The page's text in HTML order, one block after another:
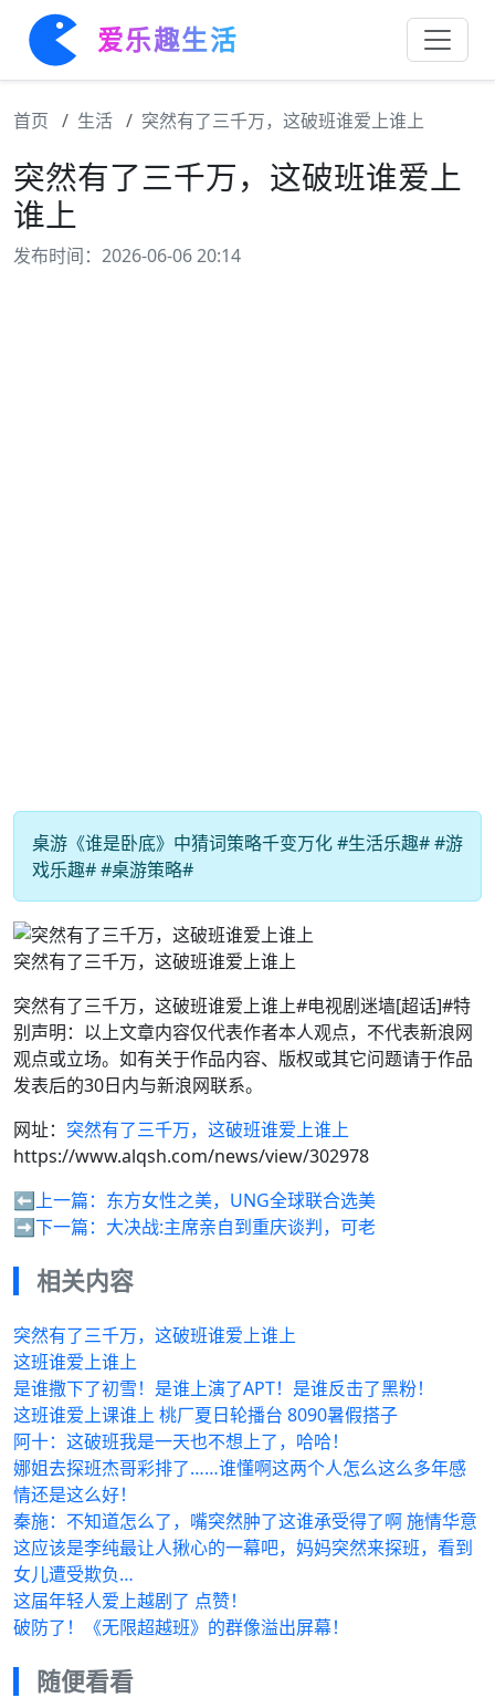
爱乐趣生活
首页 生活 突然有了三千万，这破班谁爱上谁上
突然有了三千万，这破班谁爱上
谁上
发布时间：2026-06-06 20:14
桌游《谁是卧底》中猜词策略千变万化 #生活乐趣# #游
戏乐趣# #桌游策略#
突然有了三千万，这破班谁爱上谁上
突然有了三千万，这破班谁爱上谁上#电视剧迷墙[超话]#特
别声明：以上文章内容仅代表作者本人观点，不代表新浪网
观点或立场。如有关于作品内容、版权或其它问题请于作品
发表后的30日内与新浪网联系。
网址： 突然有了三千万，这破班谁爱上谁上
https://www.alqsh.com/news/view/302978
⬅️上一篇： 东方女性之美，UNG全球联合选美
➡️下一篇： 大决战:主席亲自到重庆谈判，可老
相关内容
突然有了三千万，这破班谁爱上谁上
这班谁爱上谁上
是谁撒下了初雪！是谁上演了APT！是谁反击了黑粉！
这班谁爱上课谁上 桃厂夏日轮播台 8090暑假搭子
阿十：这破班我是一天也不想上了，哈哈！
娜姐去探班杰哥彩排了……谁懂啊这两个人怎么这么多年感
情还是这么好！
秦施：不知道怎么了，嘴突然肿了这谁承受得了啊 施情华意
这应该是李纯最让人揪心的一幕吧，妈妈突然来探班，看到
女儿遭受欺负…
这届年轻人爱上越剧了 点赞！
破防了！《无限超越班》的群像溢出屏幕！
随便看看